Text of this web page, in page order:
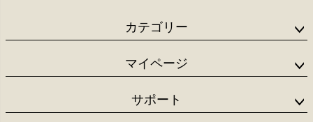
ップ
カテゴリー
マイページ
サポート